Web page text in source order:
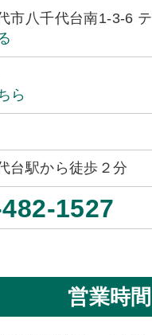
市八千代台南1-3-6
ら
台駅から徒歩２分
1527
営業時間